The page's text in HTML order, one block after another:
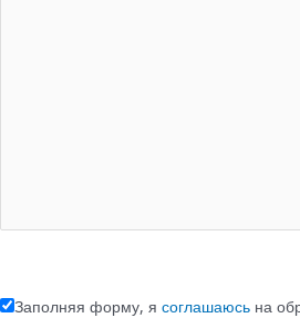
Заполняя форму, я соглашаюсь на